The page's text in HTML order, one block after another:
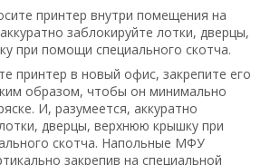
принтер внутри помещения на
заблокируйте лотки, дверцы,
при помощи специального скотча.
принтер в новый офис, закрепите его
образом, чтобы он минимально
И, разумеется, аккуратно
дверцы, верхнюю крышку при
скотча. Напольные МФУ
закрепив на специальной